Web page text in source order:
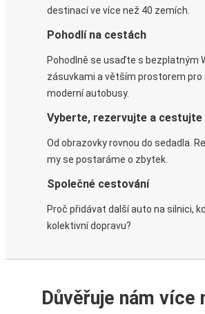
destinací ve více než 40 zemích.
Pohodlí na cestách
Pohodlně se usaďte s bezplatným
zásuvkami a větším prostorem pro
moderní autobusy.
Vyberte, rezervujte a cestujte
Od obrazovky rovnou do sedadla.
my se postaráme o zbytek.
Společné cestování
Proč přidávat další auto na silnici,
kolektivní dopravu?
Důvěřuje nám více